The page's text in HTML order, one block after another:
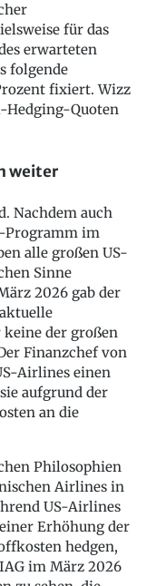
für das
erwarteten
folgende
fixiert. Wizz
Hedging-Quoten
weiter
Nachdem auch
Programm im
alle großen US-
Sinne
2026 gab der
der großen
Finanzchef von
Airlines einen
aufgrund der
an die
Philosophien
Airlines in
US-Airlines
Erhöhung der
hedgen,
im März 2026